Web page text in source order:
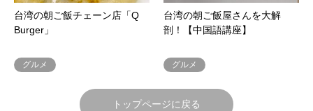
台湾の朝ご飯チェーン店「Q
Burger」
グルメ
台湾の朝ご飯屋さんを大解
剖！【中国語講座】
グルメ
トップページに戻る